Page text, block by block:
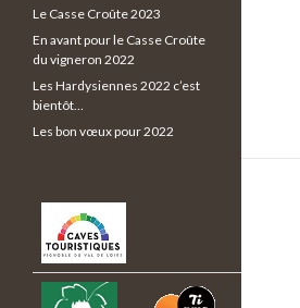
Le Casse Croûte 2023
En avant pour le Casse Croûte
du vigneron 2022
Les Hardysiennes 2022 c’est
bientôt…
Les bon vœux pour 2022